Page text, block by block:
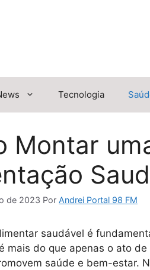
Tecnologia
Montar
de 2023 Por Andrei Portal 98 FM
saudável é
mais do que apenas o ato
saúde e bem-estar.